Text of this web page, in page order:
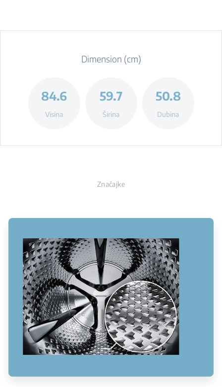
Dimension (cm)
84.6
Visina
59.7
Širina
50.8
Dubina
Značajke